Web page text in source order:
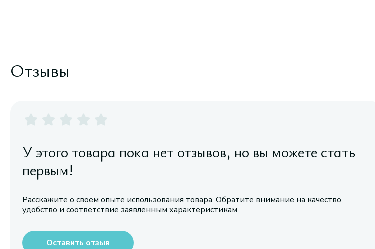
Отзывы
У этого товара пока нет отзывов, но вы можете стать
первым!
Расскажите о своем опыте использования товара. Обратите внимание на качество,
удобство и соответствие заявленным характеристикам
Оставить отзыв